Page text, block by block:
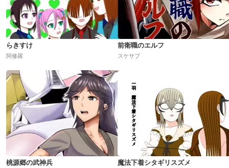
らきすけ
阿修羅
前衛職のエルフ
スケサブ
桃源郷の武神兵 魔法下着シタギリスズメ